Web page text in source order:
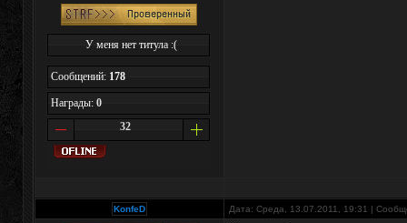
У меня нет титула :(
Сообщений: 178
Награды: 0
32
KonfeD Дата: Среда, 13.07.2011, 19:31 |